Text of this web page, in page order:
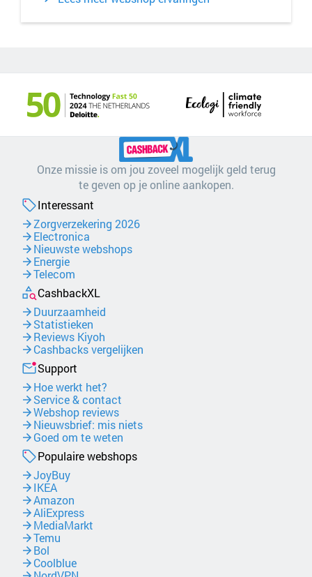
Onze missie is om jou zoveel mogelijk geld terug
te geven op je online aankopen.
Interessant
Zorgverzekering 2026
Electronica
Nieuwste webshops
Energie
Telecom
CashbackXL
Duurzaamheid
Statistieken
Reviews Kiyoh
Cashbacks vergelijken
Support
Hoe werkt het?
Service & contact
Webshop reviews
Nieuwsbrief: mis niets
Goed om te weten
Populaire webshops
JoyBuy
IKEA
Amazon
AliExpress
MediaMarkt
Temu
Bol
Coolblue